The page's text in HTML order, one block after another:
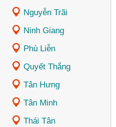
Nguyễn Trãi
Ninh Giang
Phù Liễn
Quyết Thắng
Tân Hưng
Tân Minh
Thái Tân